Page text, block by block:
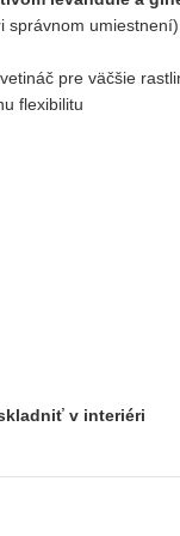
správnom umiestnení)
pre väčšie
flexibilitu
v interiéri